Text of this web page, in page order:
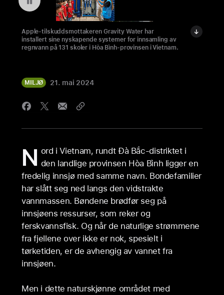
Apple-tilskuddsmottakeren Gravity Water har
installert sine nyskapende systemer for innsamling av
regnvann på 131 skoler i Hòa Bình-provinsen i Vietnam.
MILJØ 21. mai 2024
N ord i Vietnam, rundt Đà Bắc-distriktet i
den landlige provinsen Hòa Bình ligger en
fredelig innsjø med samme navn. Bondefamilier
har slått seg ned langs den vidstrakte
vannmassen. Bøndene brødfør seg på
innsjøens ressurser, som reker og
ferskvannsfisk. Og når de naturlige strømmene
fra fjellene over ikke er nok, spesielt i
tørketiden, er de avhengig av vannet fra
innsjøen.
Men i dette naturskjønne området med